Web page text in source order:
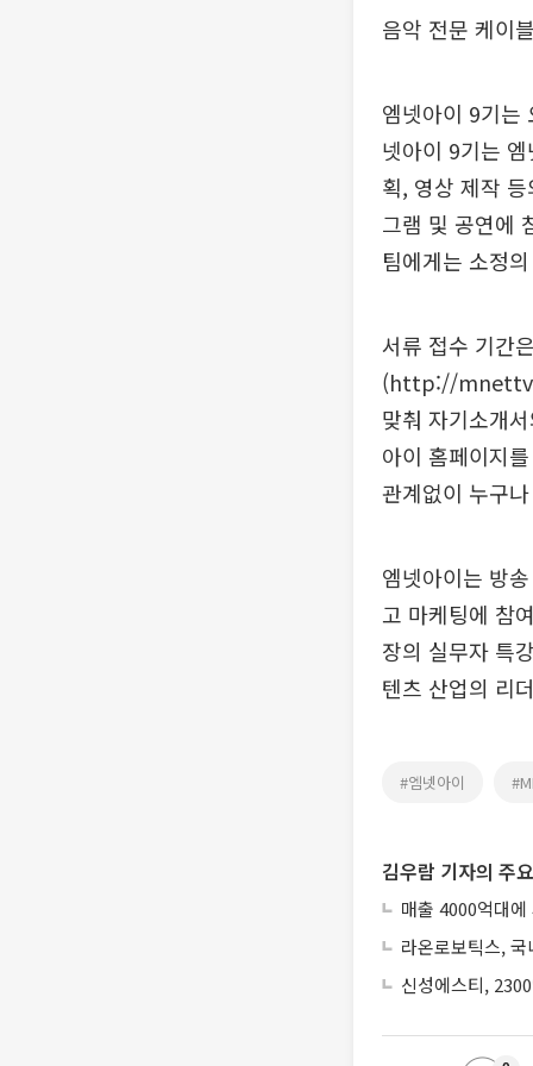
음악 전문 케이
엠넷아이 9기는
넷아이 9기는
획, 영상 제작
그램 및 공연에
팀에게는 소정
서류 접수 기간
(http://
맞춰 자기소개
아이 홈페이지
관계없이 누구
엠넷아이는 방
고 마케팅에 참
장의 실무자 특
텐츠 산업의 리
#엠넷아이
김우람 기자의 주
매출 4000억대
라온로보틱스, 국
신성에스티,